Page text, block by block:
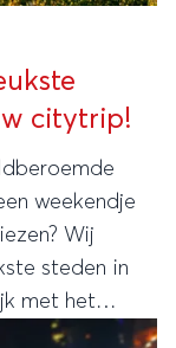
citytrip!
weekendje
Wij
steden in
met het